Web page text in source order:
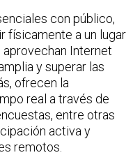
con público,
físicamente a un lugar
Internet
y superar las
ofrecen la
real a través de
entre otras
activa y
remotos.